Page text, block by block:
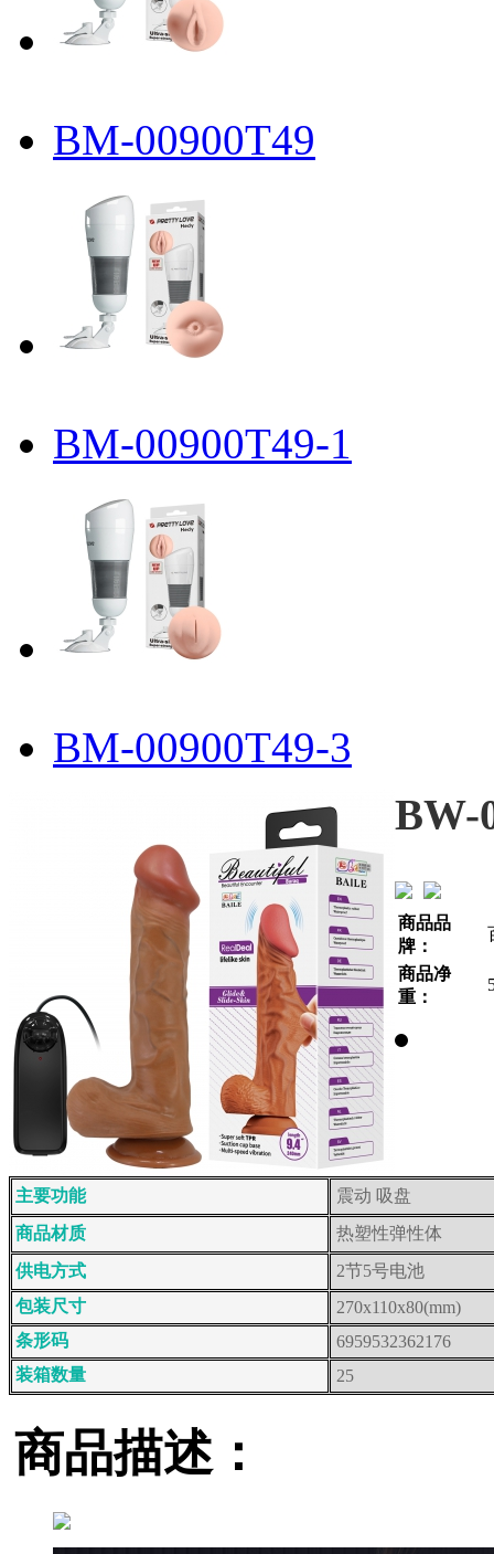
BM-00900T49
BM-00900T49-1
BM-00900T49-3
BW-
商品品
牌：
商品净
重：
主要功能
震动 吸盘
商品材质
热塑性弹性体
供电方式
2节5号电池
包装尺寸
270x110x80(mm)
条形码
6959532362176
装箱数量
25
商品描述：